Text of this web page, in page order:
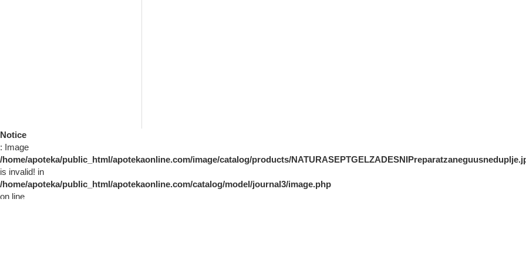
Notice
: Image
/home/apoteka/public_html/apotekaonline.com/image/catalog/products/
is invalid! in
/home/apoteka/public_html/apotekaonline.com/catalog/model/journal3/image.php
on line